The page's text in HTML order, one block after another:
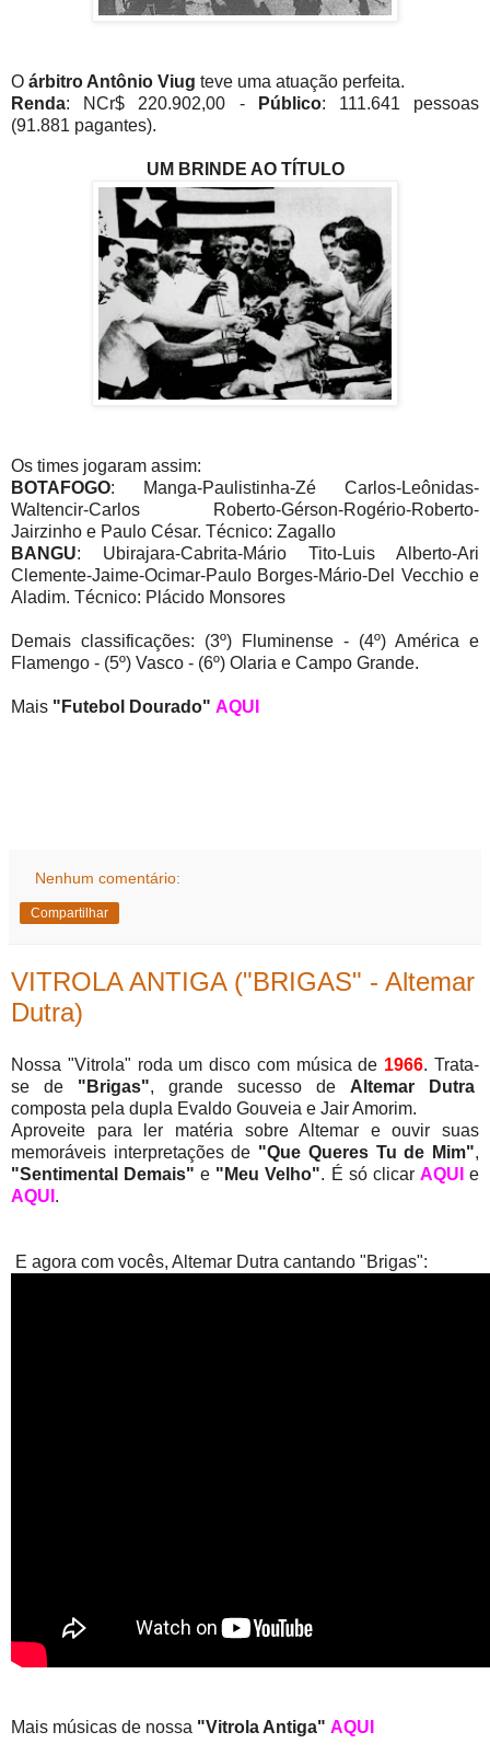
O árbitro Antônio Viug teve uma atuação perfeita.
Renda: NCr$ 220.902,00 - Público: 111.641 pessoas
(91.881 pagantes).
UM BRINDE AO TÍTULO
Os times jogaram assim:
BOTAFOGO: Manga-Paulistinha-Zé Carlos-Leônidas-
Waltencir-Carlos Roberto-Gérson-Rogério-Roberto-
Jairzinho e Paulo César. Técnico: Zagallo
BANGU: Ubirajara-Cabrita-Mário Tito-Luis Alberto-Ari
Clemente-Jaime-Ocimar-Paulo Borges-Mário-Del Vecchio e
Aladim. Técnico: Plácido Monsores
Demais classificações: (3º) Fluminense - (4º) América e
Flamengo - (5º) Vasco - (6º) Olaria e Campo Grande.
Mais "Futebol Dourado" AQUI
Nenhum comentário:
Compartilhar
VITROLA ANTIGA ("BRIGAS" - Altemar
Dutra)
Nossa "Vitrola" roda um disco com música de 1966. Trata-
se de "Brigas", grande sucesso de Altemar Dutra
composta pela dupla Evaldo Gouveia e Jair Amorim.
Aproveite para ler matéria sobre Altemar e ouvir suas
memoráveis interpretações de "Que Queres Tu de Mim",
"Sentimental Demais" e "Meu Velho". É só clicar AQUI e
AQUI .
E agora com vocês, Altemar Dutra cantando "Brigas":
Mais músicas de nossa "Vitrola Antiga" AQUI